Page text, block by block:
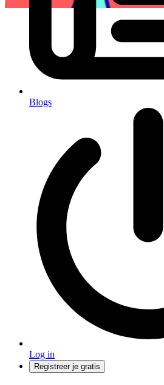
Blogs
Log in
Registreer je gratis